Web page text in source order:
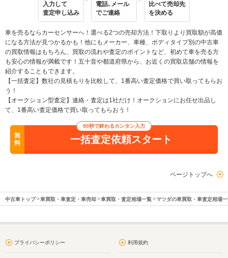
入力して
査定申し込み
電話､メール
でご連絡
比べて売却先
を決める
車を売るならカーセンサーへ！選べる2つの売却方法！下取りより買取額が高価
になる方法が見つかるかも！他にもメーカー、車種、ボディタイプ別の中古車
の買取情報はもちろん、買取の流れや査定のポイントなど、初めて車を売る方
も安心の情報が満載です！五十音や都道府県から、お近くの買取店舗の情報を
紹介することもできます。
【一括査定】数社の見積もりを比較して、1番高い査定価格で買い取ってもらお
う！
【オークション型査定】連絡・査定は1社だけ！オークションにお任せ出品し
て、1番高い査定価格で買い取ってもらおう！
無
料
90秒で終わるカンタン入力
一括査定依頼スタート
ページトップへ
中古車トップ 車買取・車査定・車売却 車買取・査定相場一覧 マツダの車買取・車査定相場
プライバシーポリシー 利用規約